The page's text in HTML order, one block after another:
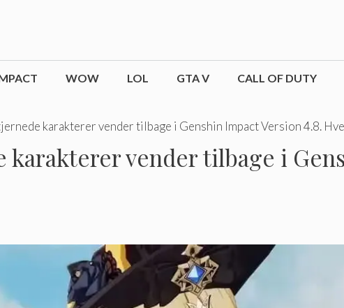
WOW LOL GTA V CALL OF DUTY
karakterer vender tilbage i Genshin Impact Version 4.8.
vender tilbage i